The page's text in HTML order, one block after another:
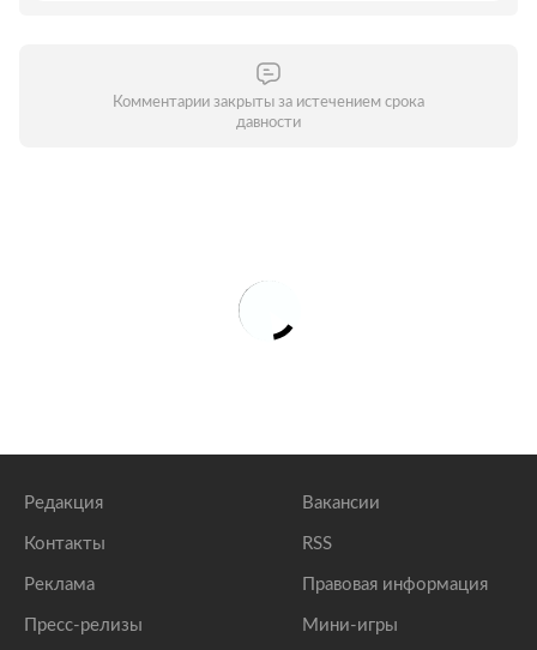
Комментарии закрыты за истечением срока
давности
Редакция
Контакты
Реклама
Пресс-релизы
Вакансии
RSS
Правовая информация
Мини-игры